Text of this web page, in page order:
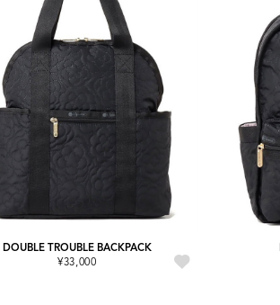
DOUBLE TROUBLE BACKPACK
¥33,000